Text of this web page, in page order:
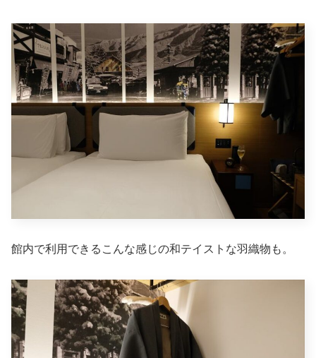
館内で利用できるこんな感じの和テイストな羽織物も。